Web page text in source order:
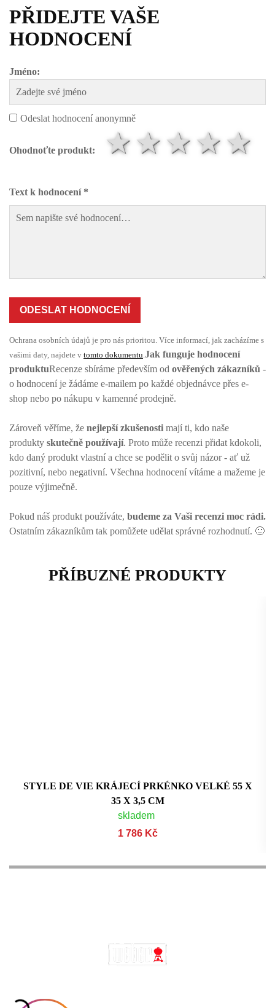
PŘIDEJTE VAŠE
HODNOCENÍ
Jméno:
Odeslat hodnocení anonymně
Ohodnoťte produkt: 4
3
2
1 hvězda
Text k hodnocení *
ODESLAT HODNOCENÍ
Ochrana osobních údajů je pro nás prioritou. Více informací, jak zacházíme s
vašimi daty, najdete v tomto dokumentu.Jak funguje hodnocení
produktuRecenze sbíráme především od ověřených zákazníků -
o hodnocení je žádáme e-mailem po každé objednávce přes e-
shop nebo po nákupu v kamenné prodejně.
Zároveň věříme, že nejlepší zkušenosti mají ti, kdo naše
produkty skutečně používají. Proto může recenzi přidat kdokoli,
kdo daný produkt vlastní a chce se podělit o svůj názor - ať už
pozitivní, nebo negativní. Všechna hodnocení vítáme a mažeme je
pouze výjimečně.
Pokud náš produkt používáte, budeme za Vaši recenzi moc rádi.
Ostatním zákazníkům tak pomůžete udělat správné rozhodnutí. 🙂
PŘÍBUZNÉ PRODUKTY
STYLE DE VIE KRÁJECÍ PRKÉNKO VELKÉ 55 X
35 X 3,5 CM
skladem
1 786 Kč